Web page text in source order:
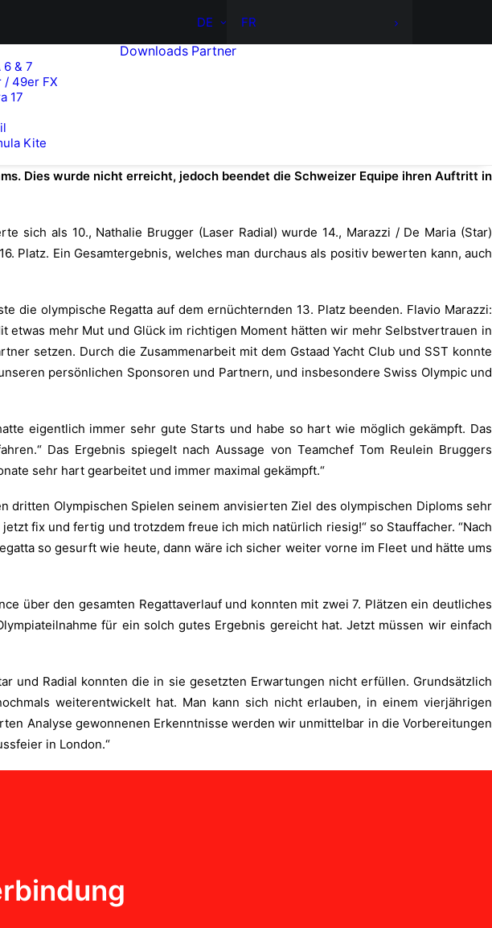
DE FR
6 & 7
/ 49er FX
17
Kite
Downloads Partner
Dies wurde nicht erreicht, jedoch beendet die Schweizer Equipe ihren Auftritt in
sich als 10., Nathalie Brugger (Laser Radial) wurde 14., Marazzi / De Maria (Star)
Platz. Ein Gesamtergebnis, welches man durchaus als positiv bewerten kann, auch
die olympische Regatta auf dem ernüchternden 13. Platz beenden. Flavio Marazzi:
etwas mehr Mut und Glück im richtigen Moment hätten wir mehr Selbstvertrauen in
setzen. Durch die Zusammenarbeit mit dem Gstaad Yacht Club und SST konnte
persönlichen Sponsoren und Partnern, und insbesondere Swiss Olympic und
eigentlich immer sehr gute Starts und habe so hart wie möglich gekämpft. Das
Das Ergebnis spiegelt nach Aussage von Teamchef Tom Reulein Bruggers
sehr hart gearbeitet und immer maximal gekämpft.“
dritten Olympischen Spielen seinem anvisierten Ziel des olympischen Diploms sehr
fix und fertig und trotzdem freue ich mich natürlich riesig!“ so Stauffacher. “Nach
so gesurft wie heute, dann wäre ich sicher weiter vorne im Fleet und hätte ums
über den gesamten Regattaverlauf und konnten mit zwei 7. Plätzen ein deutliches
für ein solch gutes Ergebnis gereicht hat. Jetzt müssen wir einfach
und Radial konnten die in sie gesetzten Erwartungen nicht erfüllen. Grundsätzlich
weiterentwickelt hat. Man kann sich nicht erlauben, in einem vierjährigen
Analyse gewonnenen Erkenntnisse werden wir unmittelbar in die Vorbereitungen
in London.“